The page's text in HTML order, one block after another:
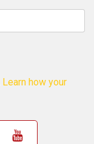
Learn how your